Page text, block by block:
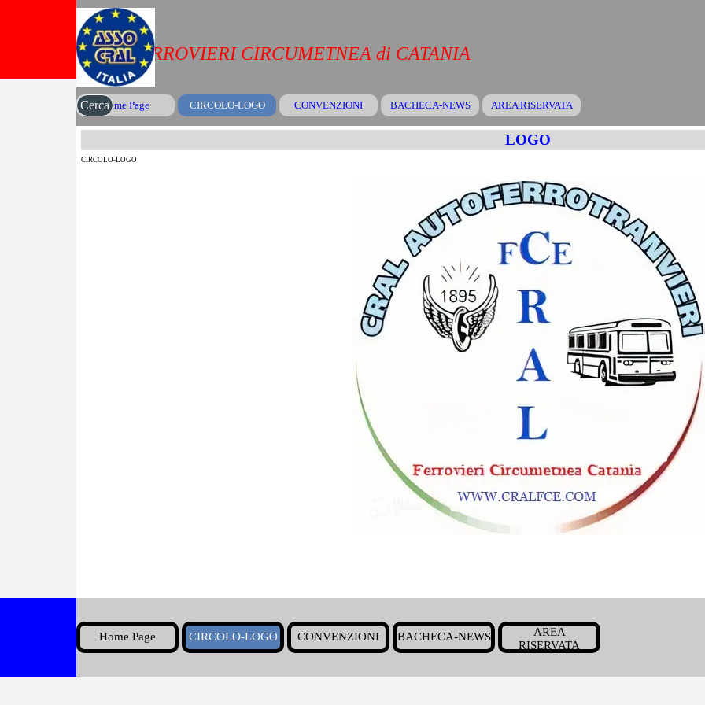
Vai ai contenuti
Salta menù
Home Page CIRCOLO-LOGO ▼
CONVENZIONI ▼
BACHECA-NEWS ▼
AREA RISERVATA
CRAL FERROVIERI CIRCUMETNEA di CATANIA
Cerca
LOGO
CIRCOLO-LOGO
Salta menù
Home Page CIRCOLO-LOGO ▼
CONVENZIONI ▼
BACHECA-NEWS ▼
AREA
RISERVATA